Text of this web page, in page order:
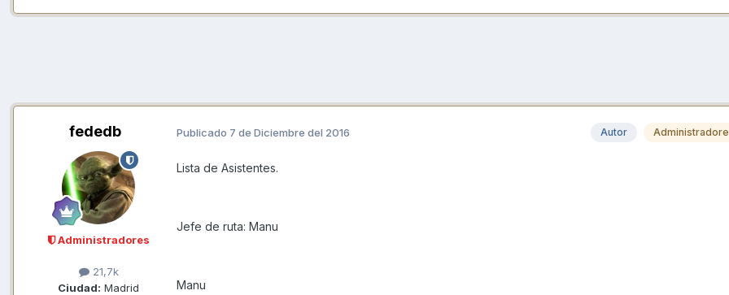
fededb
Administradores
21,7k
Ciudad: Madrid
Autor
Publicado 7 de Diciembre del 2016
Lista de Asistentes.
Jefe de ruta: Manu
Manu